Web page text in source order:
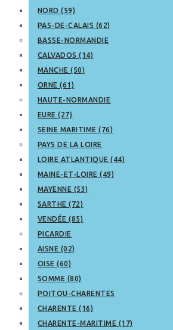
NORD (59)
PAS-DE-CALAIS (62)
BASSE-NORMANDIE
CALVADOS (14)
MANCHE (50)
ORNE (61)
HAUTE-NORMANDIE
EURE (27)
SEINE MARITIME (76)
PAYS DE LA LOIRE
LOIRE ATLANTIQUE (44)
MAINE-ET-LOIRE (49)
MAYENNE (53)
SARTHE (72)
VENDÉE (85)
PICARDIE
AISNE (02)
OISE (60)
SOMME (80)
POITOU-CHARENTES
CHARENTE (16)
CHARENTE-MARITIME (17)